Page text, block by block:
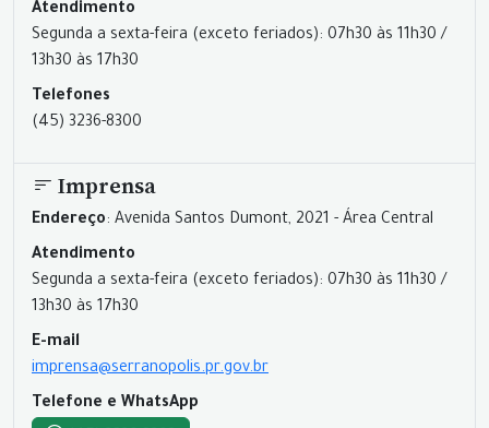
Atendimento
Segunda a sexta-feira (exceto feriados): 07h30 às 11h30 /
13h30 às 17h30
Telefones
(45) 3236-8300
Imprensa
Endereço: Avenida Santos Dumont, 2021 - Área Central
Atendimento
Segunda a sexta-feira (exceto feriados): 07h30 às 11h30 /
13h30 às 17h30
E-mail
imprensa@serranopolis.pr.gov.br
Telefone e WhatsApp